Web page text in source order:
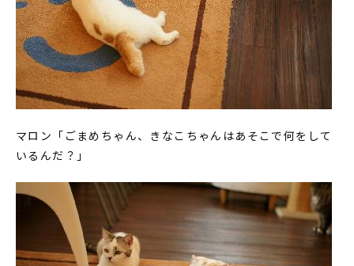
マロン「ごまめちゃん、きなこちゃんはあそこで何をして
いるんだ？」